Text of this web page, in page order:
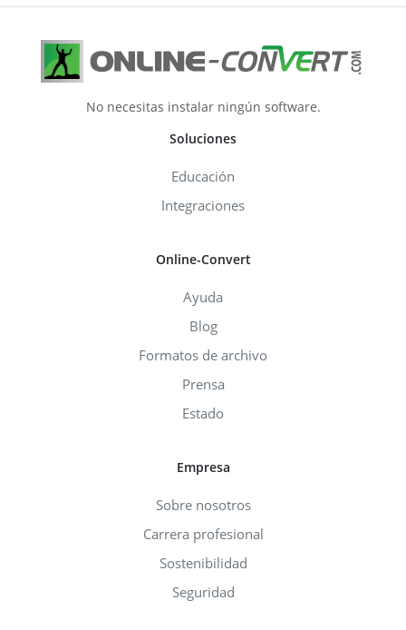
No necesitas instalar ningún software.
Soluciones
Educación
Integraciones
Online-Convert
Ayuda
Blog
Formatos de archivo
Prensa
Estado
Empresa
Sobre nosotros
Carrera profesional
Sostenibilidad
Seguridad